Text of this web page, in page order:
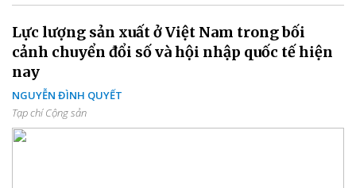
Lực lượng sản xuất ở Việt Nam trong bối
cảnh chuyển đổi số và hội nhập quốc tế hiện
nay
NGUYỄN ĐÌNH QUYẾT
Tạp chí Cộng sản